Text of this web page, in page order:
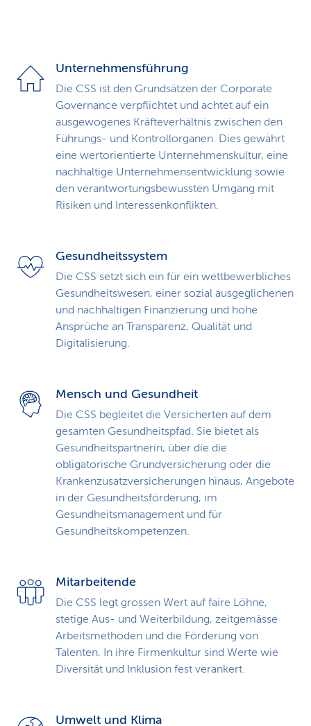
Unternehmensführung
Die CSS ist den Grundsätzen der Corporate
Governance verpflichtet und achtet auf ein
ausgewogenes Kräfteverhältnis zwischen den
Führungs- und Kontrollorganen. Dies gewährt
eine wertorientierte Unternehmenskultur, eine
nachhaltige Unternehmens­entwicklung sowie
den verantwortungsbewussten Umgang mit
Risiken und Interessenkonflikten.
Gesundheitssystem
Die CSS setzt sich ein für ein wettbewerbliches
Gesundheitswesen, einer sozial ausgeglichenen
und nachhaltigen Finanzierung und hohe
Ansprüche an Transparenz, Qualität und
Digitalisierung.
Mensch und Gesundheit
Die CSS begleitet die Versicherten auf dem
gesamten Gesundheitspfad. Sie bietet als
Gesundheitspartnerin, über die die
obligatorische Grundversicherung oder die
Kranken­zusatz­versicherungen hinaus, Angebote
in der Gesundheits­förderung, im
Gesundheitsmanagement und für
Gesundheitskompetenzen.
Mitarbeitende
Die CSS legt grossen Wert auf faire Löhne,
stetige Aus- und Weiterbildung, zeitgemässe
Arbeitsmethoden und die Förderung von
Talenten. In ihre Firmenkultur sind Werte wie
Diversität und Inklusion fest verankert.
Umwelt und Klima